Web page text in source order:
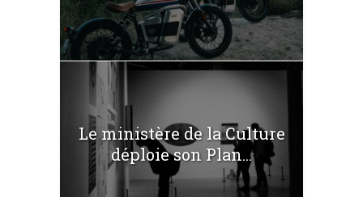
Le ministère de la Culture
déploie son Plan...